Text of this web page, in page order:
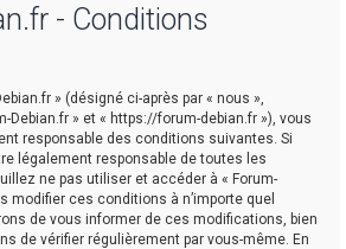
- Conditions
» (désigné ci-après par « nous »,
Debian.fr » et « https://forum-debian.fr »), vous
responsable des conditions suivantes. Si
légalement responsable de toutes les
ne pas utiliser et accéder à « Forum-
modifier ces conditions à n’importe quel
de vous informer de ces modifications, bien
de vérifier régulièrement par vous-même. En